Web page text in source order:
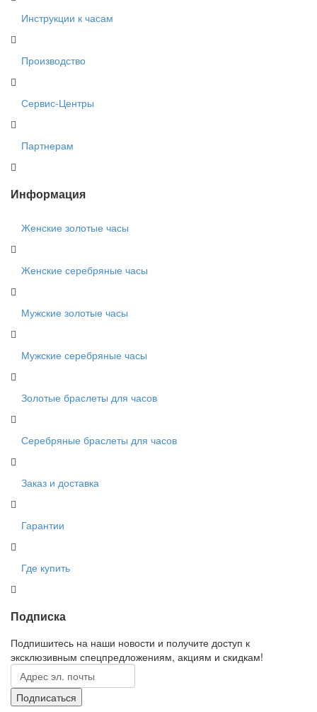
Инструкции к часам
Производство
Сервис-Центры
Партнерам
Информация
Женские золотые часы
Женские серебряные часы
Мужские золотые часы
Мужские серебряные часы
Золотые браслеты для часов
Серебряные браслеты для часов
Заказ и доставка
Гарантии
Где купить
Подписка
Подпишитесь на наши новости и получите доступ к
эксклюзивным спецпредложениям, акциям и скидкам!